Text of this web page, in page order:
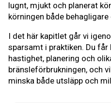
Checklista
lugnt, mjukt och planerat
körningen både behagligare
I det här kapitlet går vi
sparsamt i praktiken. Du får
hastighet, planering och
bränsleförbrukningen, och
minska både utsläpp och